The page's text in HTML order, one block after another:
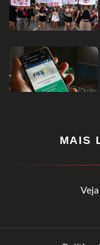
MAIS